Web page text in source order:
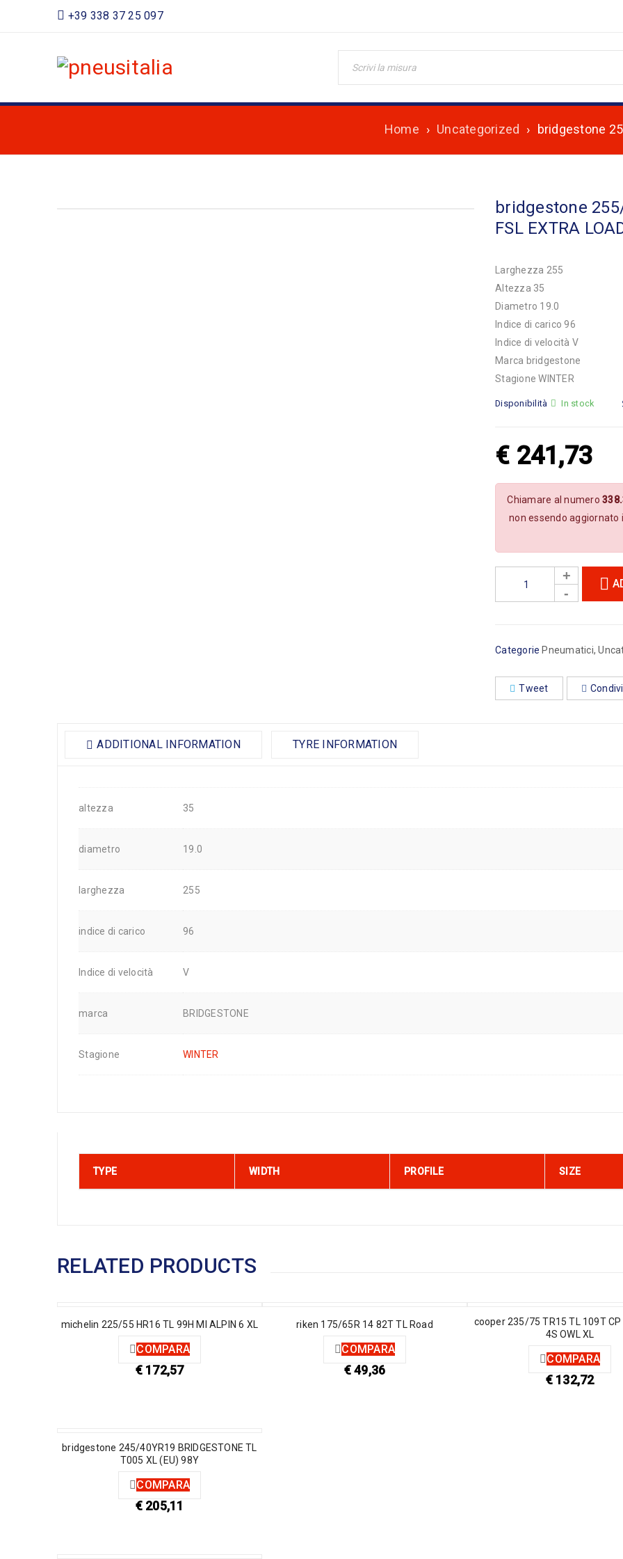
+39 338 37 25 097
Home › Uncategorized › bridgestone
bridgestone
FSL EXTRA
Larghezza 255
Altezza 35
Diametro 19.0
Indice di carico 96
Indice di velocità V
Marca bridgestone
Stagione WINTER
Disponibilità In stock
€ 241,73
Chiamare al numero
non essendo aggiornato
Categorie Pneumatici,
Tweet
ADDITIONAL INFORMATION TYRE INFORMATION
altezza 35
diametro 19.0
larghezza 255
indice di carico 96
Indice di velocità V
marca BRIDGESTONE
Stagione WINTER
TYPE WIDTH PROFILE SIZE
RELATED PRODUCTS
michelin 225/55 HR16 TL 99H MI ALPIN 6 XL
COMPARA
€172,57
riken 175/65R 14 82T TL Road
COMPARA
€49,36
cooper 235/75 TR15 TL 109T CP
4S OWL XL
COMPARA
€132,72
bridgestone 245/40YR19 BRIDGESTONE TL
T005 XL (EU) 98Y
COMPARA
€205,11